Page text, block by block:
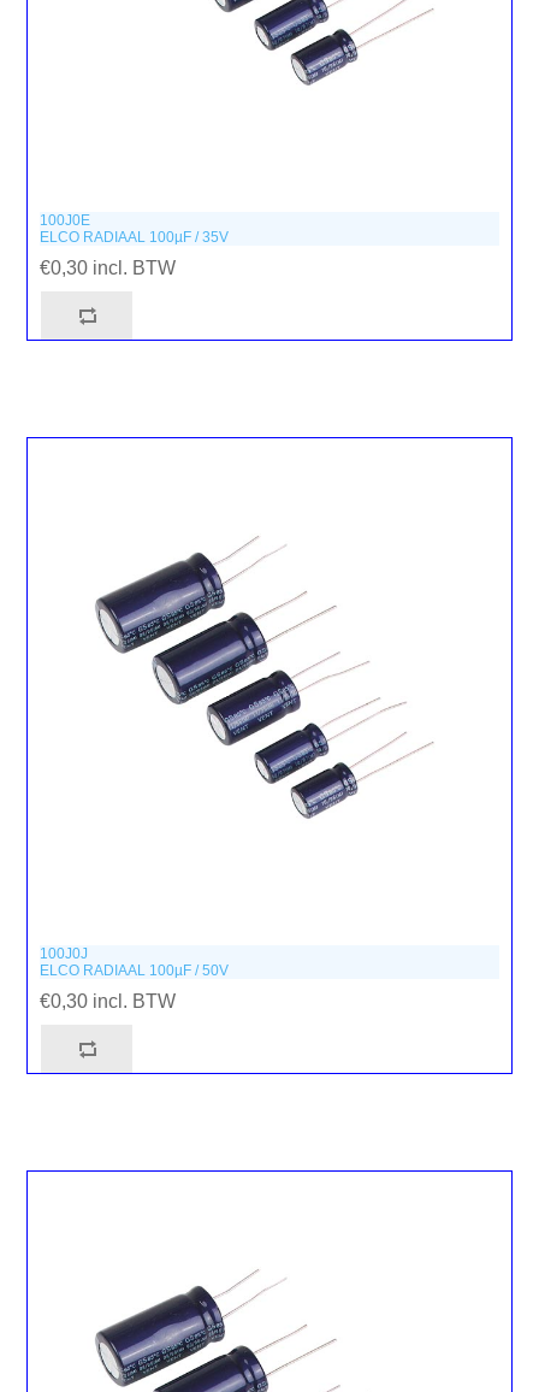
100J0E
ELCO RADIAAL 100µF / 35V
€0,30 incl. BTW
100J0J
ELCO RADIAAL 100µF / 50V
€0,30 incl. BTW